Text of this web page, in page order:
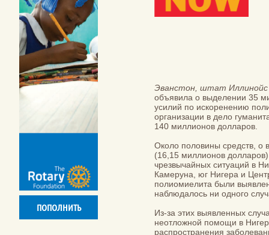
Эванстон, штат Иллинойс
объявила о выделении 35
усилий по искоренению
организации в дело
140 миллионов долларов.
Около половины средств, о
(16,15 миллионов
чрезвычайных ситуаций в
Камеруна, юг Нигера и
полиомиелита были
наблюдалось ни одного
Из-за этих выявленных
неотложной помощи в
распространения
ПОПОЛНИТЬ